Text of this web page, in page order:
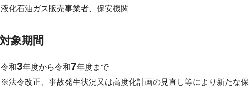
液化石油ガス販売事業者、保安機関
対象期間
令和3年度から令和7年度まで
※法令改正、事故発生状況又は高度化計画の見直し等により新たな